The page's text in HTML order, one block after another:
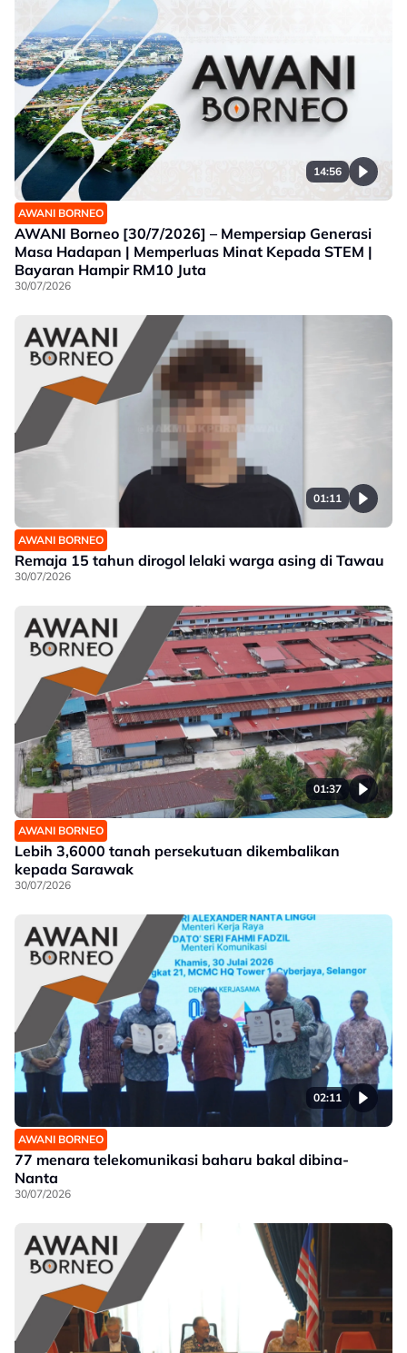
14:56
AWANI BORNEO
AWANI Borneo [30/7/2026] – Mempersiap Generasi
Masa Hadapan | Memperluas Minat Kepada STEM |
Bayaran Hampir RM10 Juta
30/07/2026
01:11
AWANI BORNEO
Remaja 15 tahun dirogol lelaki warga asing di Tawau
30/07/2026
01:37
AWANI BORNEO
Lebih 3,6000 tanah persekutuan dikembalikan
kepada Sarawak
30/07/2026
02:11
AWANI BORNEO
77 menara telekomunikasi baharu bakal dibina-
Nanta
30/07/2026